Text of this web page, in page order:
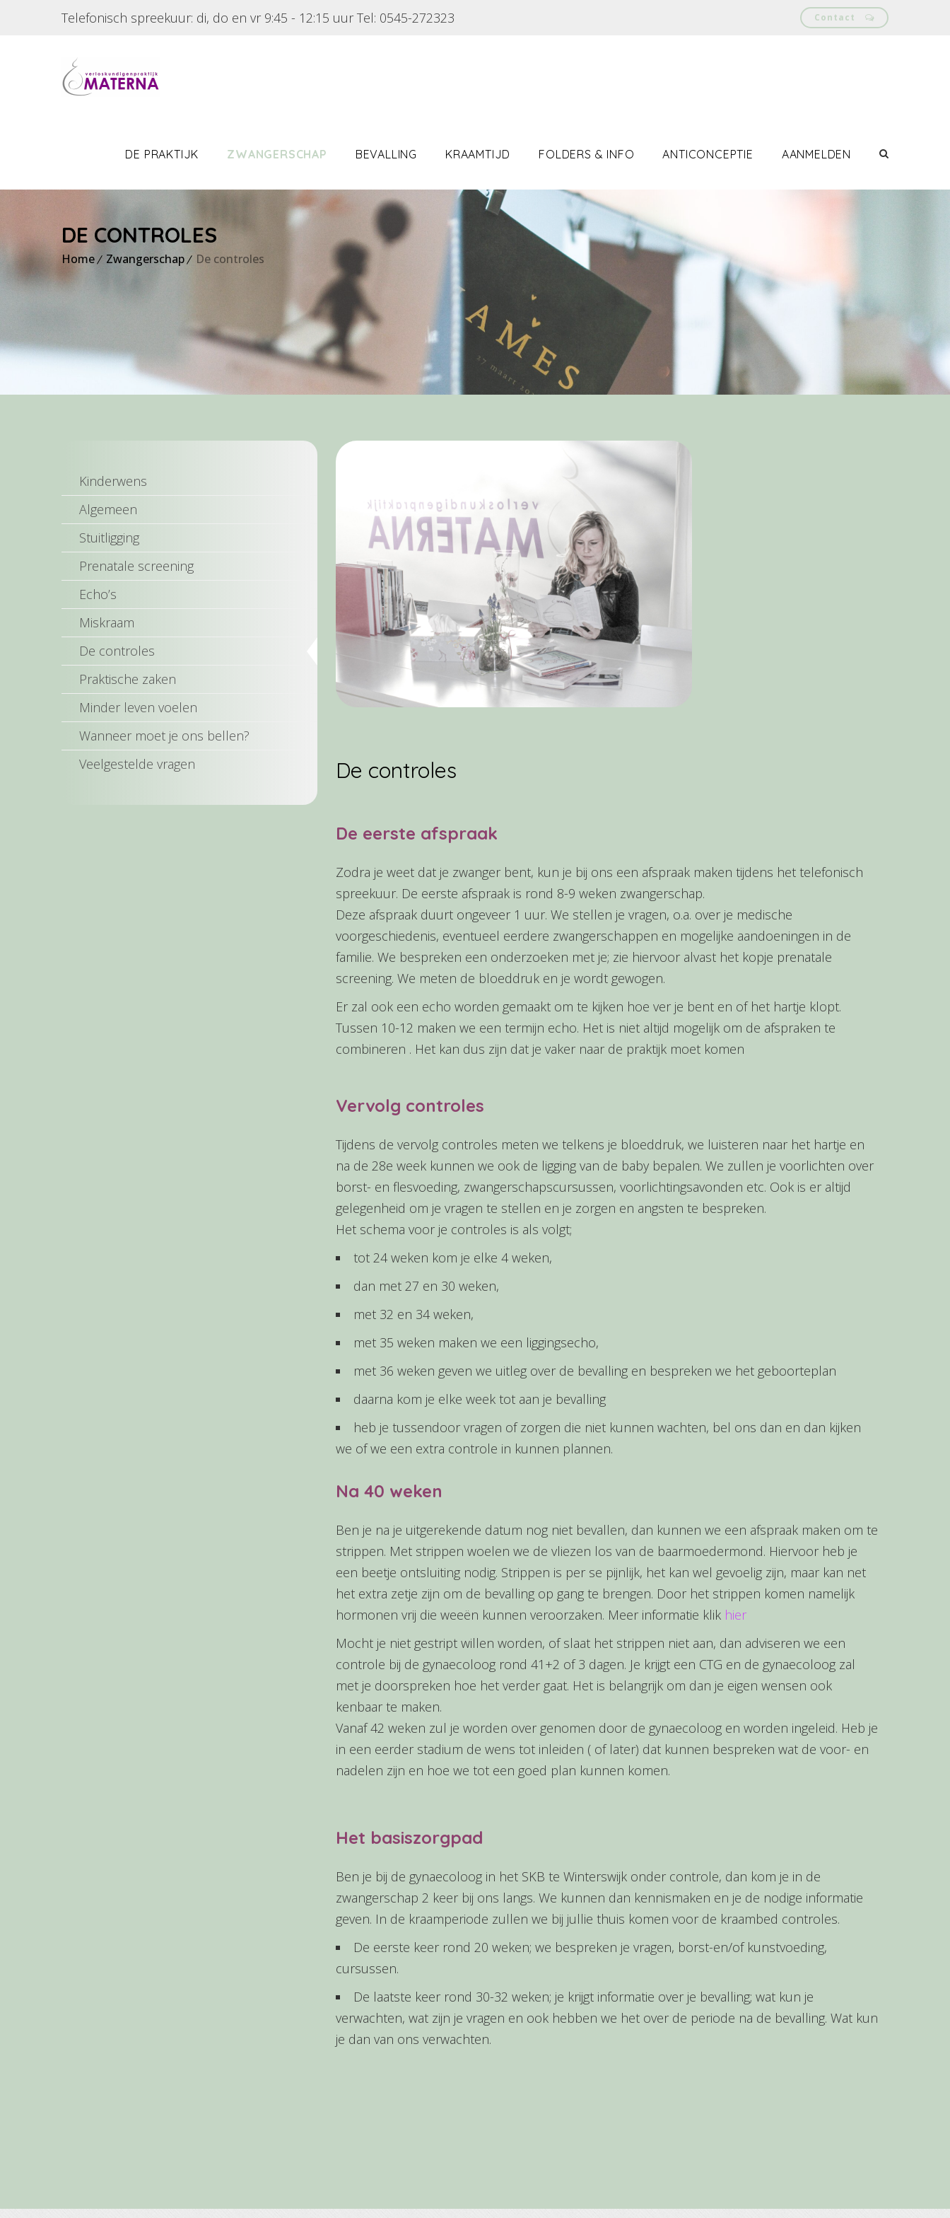
Telefonisch spreekuur: di, do en vr 9:45 - 12:15 uur Tel: 0545-272323 Contact
DE PRAKTIJK ZWANGERSCHAP BEVALLING KRAAMTIJD FOLDERS & INFO ANTICONCEPTIE AANMELDEN
DE CONTROLES
Home Zwangerschap De controles
Kinderwens
Algemeen
Stuitligging
Prenatale screening
Echo’s
Miskraam
De controles
Praktische zaken
Minder leven voelen
Wanneer moet je ons bellen?
Veelgestelde vragen
De controles
De eerste afspraak
Zodra je weet dat je zwanger bent, kun je bij ons een afspraak maken tijdens het telefonisch
spreekuur. De eerste afspraak is rond 8-9 weken zwangerschap.
Deze afspraak duurt ongeveer 1 uur. We stellen je vragen, o.a. over je medische
voorgeschiedenis, eventueel eerdere zwangerschappen en mogelijke aandoeningen in de
familie. We bespreken een onderzoeken met je; zie hiervoor alvast het kopje prenatale
screening. We meten de bloeddruk en je wordt gewogen.
Er zal ook een echo worden gemaakt om te kijken hoe ver je bent en of het hartje klopt.
Tussen 10-12 maken we een termijn echo. Het is niet altijd mogelijk om de afspraken te
combineren . Het kan dus zijn dat je vaker naar de praktijk moet komen
Vervolg controles
Tijdens de vervolg controles meten we telkens je bloeddruk, we luisteren naar het hartje en
na de 28e week kunnen we ook de ligging van de baby bepalen. We zullen je voorlichten over
borst- en flesvoeding, zwangerschapscursussen, voorlichtingsavonden etc. Ook is er altijd
gelegenheid om je vragen te stellen en je zorgen en angsten te bespreken.
Het schema voor je controles is als volgt;
tot 24 weken kom je elke 4 weken,
dan met 27 en 30 weken,
met 32 en 34 weken,
met 35 weken maken we een liggingsecho,
met 36 weken geven we uitleg over de bevalling en bespreken we het geboorteplan
daarna kom je elke week tot aan je bevalling
heb je tussendoor vragen of zorgen die niet kunnen wachten, bel ons dan en dan kijken
we of we een extra controle in kunnen plannen.
Na 40 weken
Ben je na je uitgerekende datum nog niet bevallen, dan kunnen we een afspraak maken om te
strippen. Met strippen woelen we de vliezen los van de baarmoedermond. Hiervoor heb je
een beetje ontsluiting nodig. Strippen is per se pijnlijk, het kan wel gevoelig zijn, maar kan net
het extra zetje zijn om de bevalling op gang te brengen. Door het strippen komen namelijk
hormonen vrij die weeën kunnen veroorzaken. Meer informatie klik hier
​Mocht je niet gestript willen worden, of slaat het strippen niet aan, dan adviseren we een
controle bij de gynaecoloog rond 41+2 of 3 dagen. Je krijgt een CTG en de gynaecoloog zal
met je doorspreken hoe het verder gaat. Het is belangrijk om dan je eigen wensen ook
kenbaar te maken.
Vanaf 42 weken zul je worden over genomen door de gynaecoloog en worden ingeleid. Heb je
in een eerder stadium de wens tot inleiden ( of later) dat kunnen bespreken wat de voor- en
nadelen zijn en hoe we tot een goed plan kunnen komen.
Het basiszorgpad
Ben je bij de gynaecoloog in het SKB te Winterswijk onder controle, dan kom je in de
zwangerschap 2 keer bij ons langs. We kunnen dan kennismaken en je de nodige informatie
geven. In de kraamperiode zullen we bij jullie thuis komen voor de kraambed controles.
De eerste keer rond 20 weken; we bespreken je vragen, borst-en/of kunstvoeding,
cursussen.
De laatste keer rond 30-32 weken; je krijgt informatie over je bevalling; wat kun je
verwachten, wat zijn je vragen en ook hebben we het over de periode na de bevalling. Wat kun
je dan van ons verwachten.